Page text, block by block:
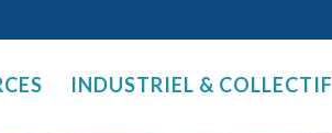
INDUSTRIEL & COLLECTIF